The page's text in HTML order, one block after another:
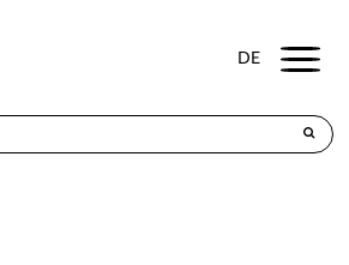
DE Menu